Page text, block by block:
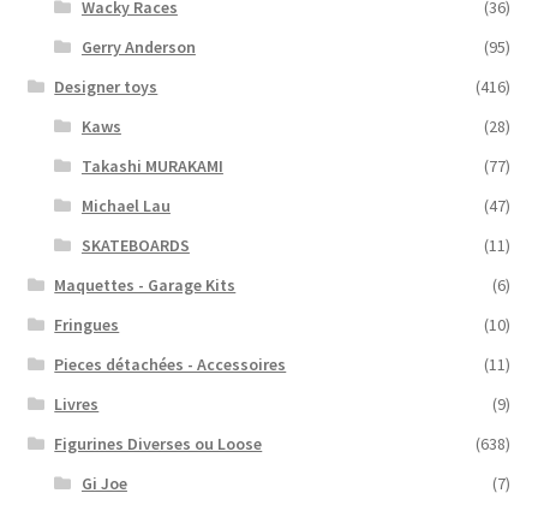
Wacky Races
(36)
Gerry Anderson
(95)
Designer toys
(416)
Kaws
(28)
Takashi MURAKAMI
(77)
Michael Lau
(47)
SKATEBOARDS
(11)
Maquettes - Garage Kits
(6)
Fringues
(10)
Pieces détachées - Accessoires
(11)
Livres
(9)
Figurines Diverses ou Loose
(638)
Gi Joe
(7)